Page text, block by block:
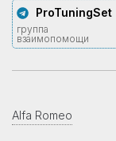
ProTuningSet
группа
взаимопомощи
Alfa Romeo